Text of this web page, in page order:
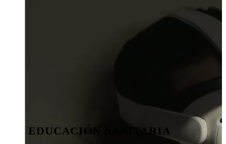
EDUCACIÓN SANITARIA